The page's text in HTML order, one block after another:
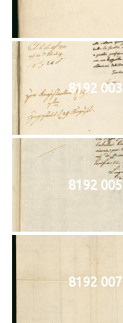
8192 003
8192 005
8192 007